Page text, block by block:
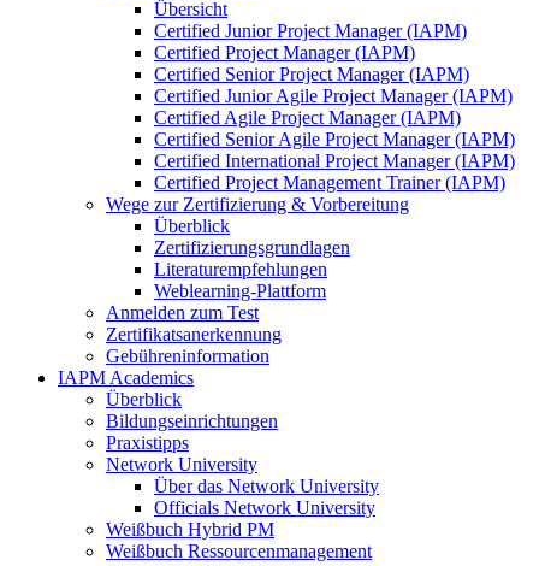
Übersicht
Certified Junior Project Manager (IAPM)
Certified Project Manager (IAPM)
Certified Senior Project Manager (IAPM)
Certified Junior Agile Project Manager (IAPM)
Certified Agile Project Manager (IAPM)
Certified Senior Agile Project Manager (IAPM)
Certified International Project Manager (IAPM)
Certified Project Management Trainer (IAPM)
Wege zur Zertifizierung & Vorbereitung
Überblick
Zertifizierungsgrundlagen
Literaturempfehlungen
Weblearning-Plattform
Anmelden zum Test
Zertifikatsanerkennung
Gebühreninformation
IAPM Academics
Überblick
Bildungseinrichtungen
Praxistipps
Network University
Über das Network University
Officials Network University
Weißbuch Hybrid PM
Weißbuch Ressourcenmanagement